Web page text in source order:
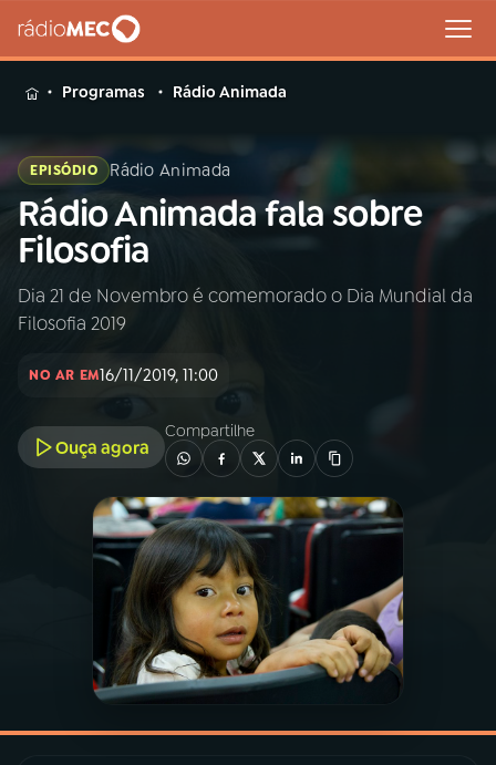
MENU
Buscar
na
Rádio
MEC
Início
INÍCIO
PROGRAMAÇÃO
PROGRAMAS
PODCASTS
Programas Rádio Animada
EPISÓDIO Rádio Animada
Rádio Animada fala sobre
Filosofia
Dia 21 de Novembro é comemorado o Dia Mundial da
Filosofia 2019
NO AR EM16/11/2019, 11:00
Ouça agora
Compartilhe